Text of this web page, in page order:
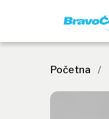
Početna /